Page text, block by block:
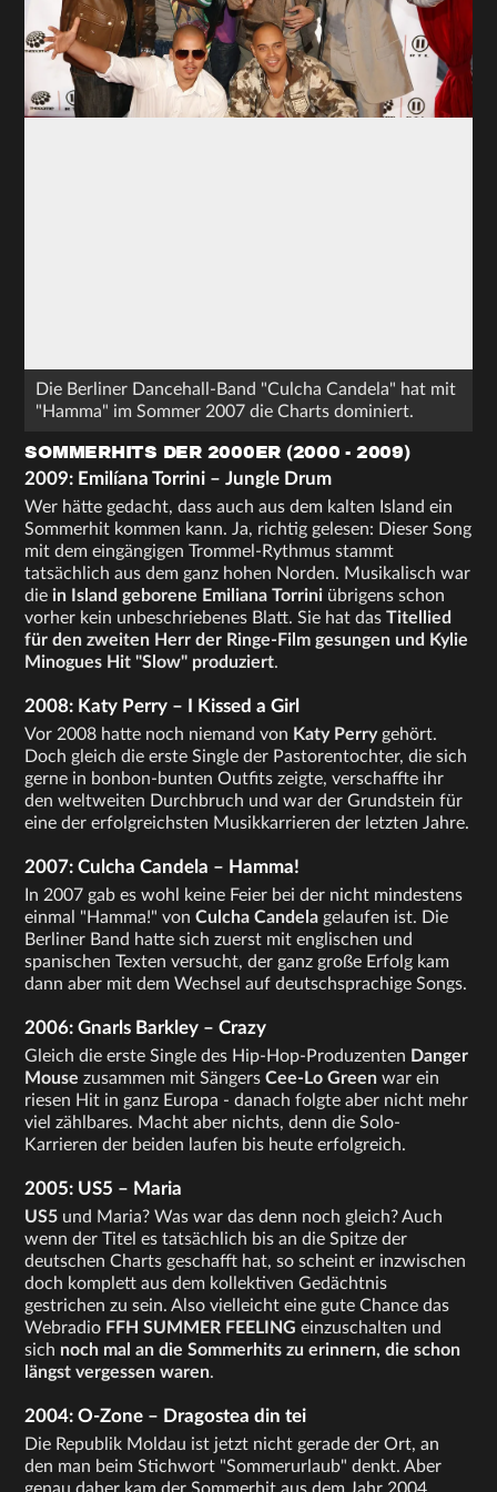
Die Berliner Dancehall-Band "Culcha Candela" hat mit
"Hamma" im Sommer 2007 die Charts dominiert.
SOMMERHITS DER 2000ER (2000 - 2009)
2009: Emilíana Torrini – Jungle Drum
Wer hätte gedacht, dass auch aus dem kalten Island ein
Sommerhit kommen kann. Ja, richtig gelesen: Dieser Song
mit dem eingängigen Trommel-Rythmus stammt
tatsächlich aus dem ganz hohen Norden. Musikalisch war
diein Island geborene Emiliana Torrini übrigens schon
vorher kein unbeschriebenes Blatt. Sie hat dasTitellied
für den zweiten Herr der Ringe-Film gesungen und Kylie
Minogues Hit "Slow" produziert.
2008: Katy Perry – I Kissed a Girl
Vor 2008 hatte noch niemand von Katy Perrygehört.
Doch gleich die erste Single der Pastorentochter, die sich
gerne in bonbon-bunten Outfits zeigte, verschaffte ihr
den weltweiten Durchbruch und war der Grundstein für
eine der erfolgreichsten Musikkarrieren der letzten Jahre.
2007: Culcha Candela – Hamma!
In 2007 gab es wohl keine Feier bei der nicht mindestens
einmal "Hamma!" vonCulcha Candela gelaufen ist. Die
Berliner Band hatte sich zuerst mit englischen und
spanischen Texten versucht, der ganz große Erfolg kam
dann aber mit dem Wechsel auf deutschsprachige Songs.
2006: Gnarls Barkley – Crazy
Gleich die erste Single des Hip-Hop-Produzenten Danger
Mouse zusammen mit SängersCee-Lo Green war ein
riesen Hit in ganz Europa - danach folgte aber nicht mehr
viel zählbares. Macht aber nichts, denn die Solo-
Karrieren der beiden laufen bis heute erfolgreich.
2005: US5 – Maria
US5 und Maria? Was war das denn noch gleich? Auch
wenn der Titel es tatsächlich bis an die Spitze der
deutschen Charts geschafft hat, so scheint er inzwischen
doch komplett aus dem kollektiven Gedächtnis
gestrichen zu sein. Also vielleicht eine gute Chance das
Webradio FFH SUMMER FEELING einzuschalten und
sich noch mal an die Sommerhits zu erinnern, die schon
längst vergessen waren.
2004: O-Zone – Dragostea din tei
Die Republik Moldau ist jetzt nicht gerade der Ort, an
den man beim Stichwort "Sommerurlaub" denkt. Aber